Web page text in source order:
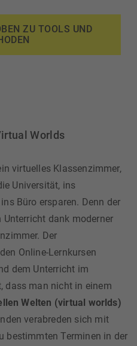
ZU TOOLS UND
Worlds
virtuelles Klassenzimmer,
Universität, ins
Büro ersparen. Denn der
dank moderner
Der
Online-Lernkursen
dem Unterricht im
dass man nicht in einem
Welten (virtual worlds)
verabreden sich mit
bestimmten Terminen in der